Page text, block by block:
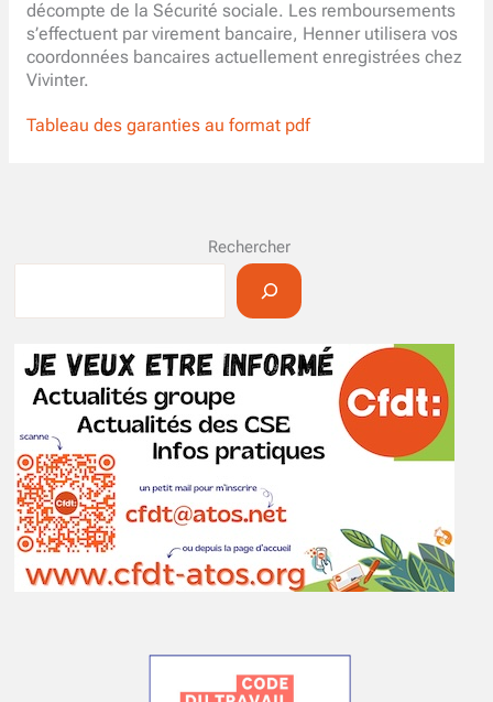
décompte de la Sécurité sociale. Les remboursements
s’effectuent par virement bancaire, Henner utilisera vos
coordonnées bancaires actuellement enregistrées chez
Vivinter.
Tableau des garanties au format pdf
Rechercher